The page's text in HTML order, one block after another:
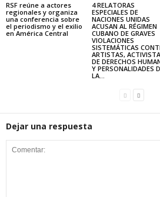
RSF reúne a actores
regionales y organiza
una conferencia sobre
el periodismo y el exilio
en América Central
4 RELATORAS
ESPECIALES DE
NACIONES UNIDAS
ACUSAN AL RÉGIMEN
CUBANO DE GRAVES
VIOLACIONES
SISTEMÁTICAS
ARTISTAS,
DE DERECHOS
Y PERSONALIDADES
LA...
Dejar una respuesta